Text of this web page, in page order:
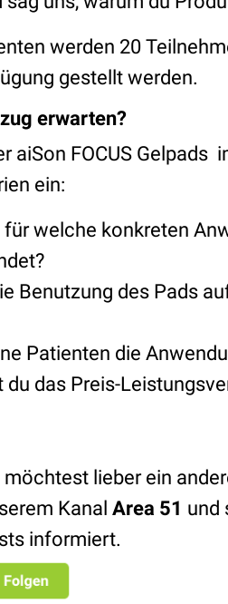
werden 20
gestellt werden.
erwarten?
aiSon FOCUS Gelpads
ein:
welche konkreten
Benutzung des Pads
Patienten die
das Preis-
möchtest lieber ein
Kanal Area 51 und
informiert.